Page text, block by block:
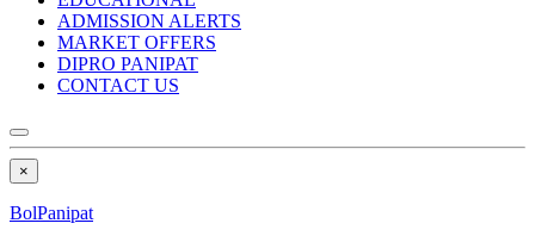
ADMISSION ALERTS
MARKET OFFERS
DIPRO PANIPAT
CONTACT US
×
BolPanipat